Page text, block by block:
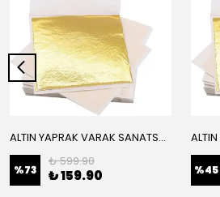
ALTIN YAPRAK VARAK SANATSAL BÜYÜK BOY FOLYO EPOKSİ REÇİNE NAİL ART 16 ADET 14X14 CM ALTIN RENK
%73
₺ 599.90
₺ 159.90 %45